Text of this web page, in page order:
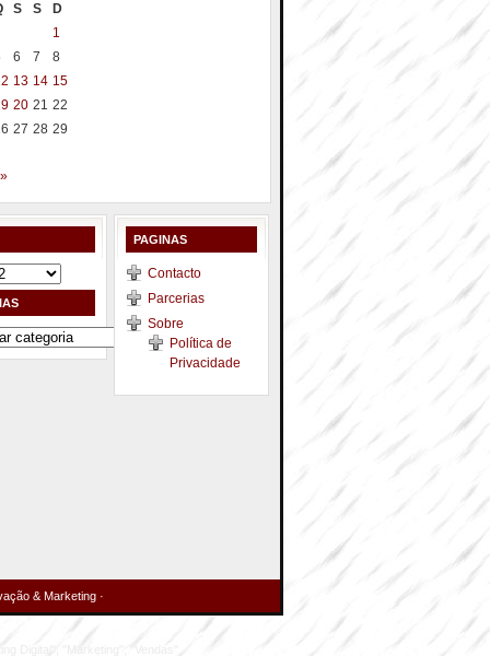
S S
D
1
6 7
8
13 14 15
20 21 22
27 28 29
PAGINAS
Contacto
Parcerias
Sobre
Política de
Privacidade
& Marketing·